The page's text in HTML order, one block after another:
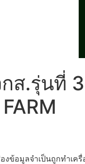
ส.รุ่นที่
งข้อมูลจำเป็นถูกทำเครื่